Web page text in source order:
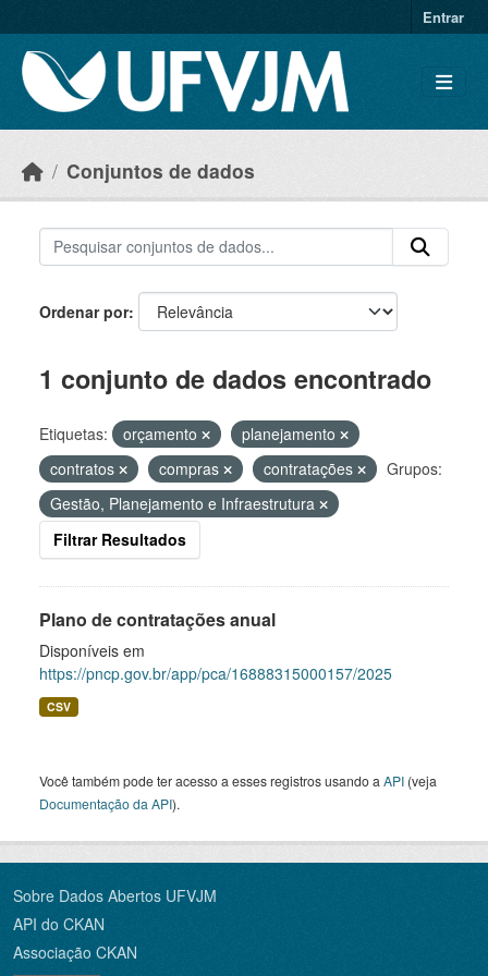
Entrar
Conjuntos de dados
Ordenar por
1 conjunto de dados encontrado
Etiquetas: orçamento
planejamento
contratos
compras contratações
Grupos:
Gestão, Planejamento e Infraestrutura
Filtrar Resultados
Plano de contratações anual
Disponíveis em
https://pncp.gov.br/app/pca/16888315000157/2025
CSV
Você também pode ter acesso a esses registros usando a API (veja
Documentação da API).
Sobre Dados Abertos UFVJM
API do CKAN
Associação CKAN